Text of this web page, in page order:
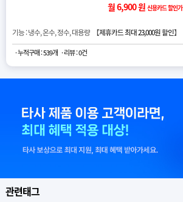
월 6,900 원 신용카드 할인가
기능 : 냉수, 온수, 정수, 대용량 【제휴카드 최대 23,000원 할인】
· 누적구매 : 539개 · 리뷰 : 0건
관련태그